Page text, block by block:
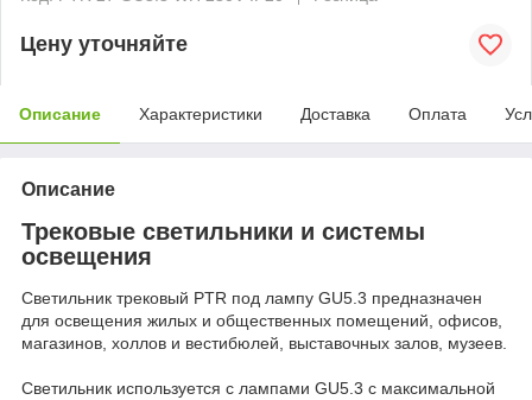
Цену уточняйте
Описание Характеристики Доставка Оплата
Описание
Трековые светильники и системы
освещения
Светильник трековый PTR под лампу GU5.3 предназначен
для освещения жилых и общественных помещений, офисов,
магазинов, холлов и вестибюлей, выставочных залов, музеев.
Светильник используется с лампами GU5.3 с максимальной